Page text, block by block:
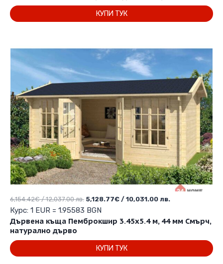
/
6,440.00 лв..
/
КУПИ ТУК
Дървена къща Пемброкшир 3.45х5.4 м, 44 мм Смърч,
натурално дърво
6,154.42€/ 12,037.00 лв. Original
price
was:
12,037.00 лв..
5,128.77€ / 10,031.00 лв.
е:
Курс: 1 EUR = 1.95583 BGN
КУПИ ТУК